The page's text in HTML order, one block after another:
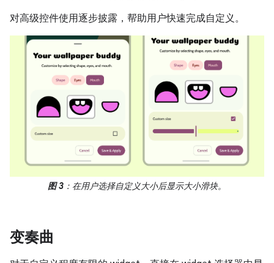
对高级控件使用逐步披露，帮助用户快速完成自定义。
图 3 ：在用户选择自定义大小后显示大小滑块。
变奏曲